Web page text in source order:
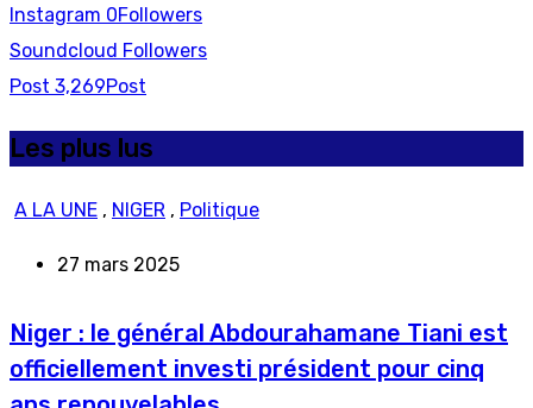
Instagram 0Followers
Soundcloud Followers
Post 3,269Post
Les plus lus
A LA UNE , NIGER , Politique
27 mars 2025
Niger : le général Abdourahamane Tiani est
officiellement investi président pour cinq